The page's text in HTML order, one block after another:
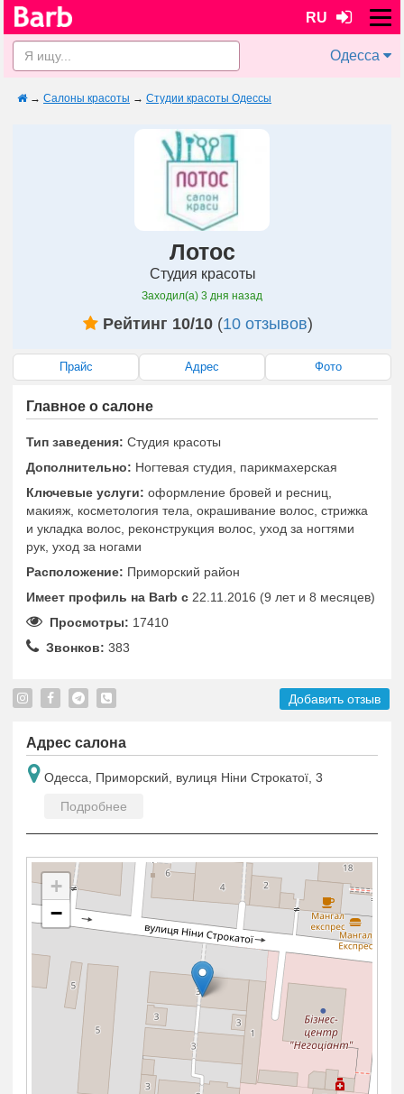
RU
Одесса
→ Салоны красоты → Студии красоты Одессы
Лотос
Студия красоты
Заходил(а) 3 дня назад
Рейтинг 10/10(10 отзывов)
Прайс Адрес Фото
Главное о салоне
Тип заведения: Студия красоты
Дополнительно: Ногтевая студия, парикмахерская
Ключевые услуги: оформление бровей и ресниц,
макияж, косметология тела, окрашивание волос, стрижка
и укладка волос, реконструкция волос, уход за ногтями
рук, уход за ногами
Расположение: Приморский район
Имеет профиль на Barb c 22.11.2016 (9 лет и 8 месяцев)
Просмотры: 17410
Звонков: 383
Добавить отзыв
Адрес салона
Одесса, Приморский, вулиця Ніни Строкатої, 3
Подробнее
+
−